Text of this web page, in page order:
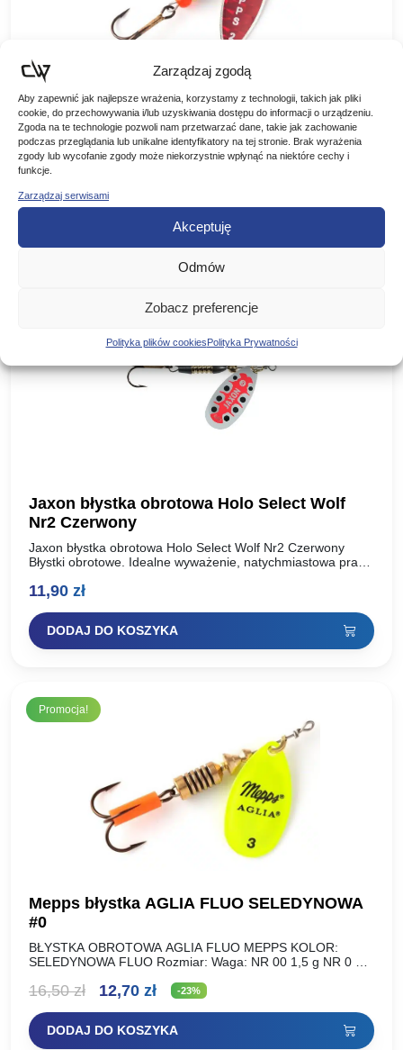
Zarządzaj zgodą
Aby zapewnić jak najlepsze wrażenia, korzystamy z technologii, takich jak pliki
cookie, do przechowywania i/lub uzyskiwania dostępu do informacji o urządzeniu.
Zgoda na te technologie pozwoli nam przetwarzać dane, takie jak zachowanie
podczas przeglądania lub unikalne identyfikatory na tej stronie. Brak wyrażenia
zgody lub wycofanie zgody może niekorzystnie wpłynąć na niektóre cechy i
funkcje.
Zarządzaj serwisami
Akceptuję
Odmów
Zobacz preferencje
Polityka plików cookiesPolityka Prywatności
Mepps błystka AGLIA LONG #0 REDBO
BŁYSTKA OBROTOWA AGLIA LONG REDBO MEPPS
KOLOR: CZERWONY ROZMIAR: WAGA (g): NR 00 1,5g NR
0 2,5g NR 1 4,5g NR 1+ 6g NR 2…
13,50zł Pierwotna
10,39
10,39 zł.
DODAJ DO KOSZYKA
Jaxon błystka obrotowa Holo Select Wolf
Nr2 Czerwony
Jaxon błystka obrotowa Holo Select Wolf Nr2 Czerwony
Błystki obrotowe. Idealne wyważenie, natychmiastowa praca
klasyczny design.Obszerna kolekcja doskonale wyważonych
11,90 zł
DODAJ DO KOSZYKA
Promocja!
Mepps błystka AGLIA FLUO SELEDYNOWA
#0
BŁYSTKA OBROTOWA AGLIA FLUO MEPPS KOLOR:
SELEDYNOWA FLUO Rozmiar: Waga: NR 00 1,5 g NR 0 2,5
16,50zł
Pierwotna
cena
wynosiła:
12,70 złAktualna
cena
wynosi:
-23%
DODAJ DO KOSZYKA